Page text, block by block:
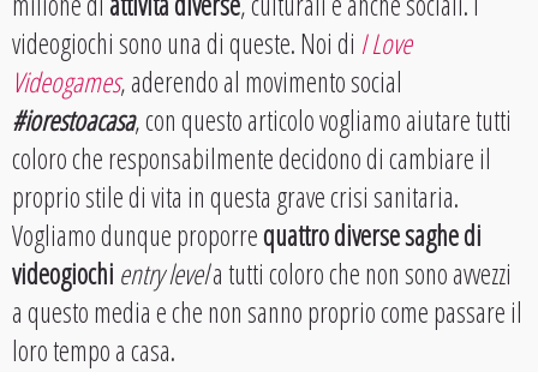
videogiochi sono una di queste. Noi di I Love
Videogames, aderendo al movimento social
#iorestoacasa, con questo articolo vogliamo aiutare tutti
coloro che responsabilmente decidono di cambiare il
proprio stile di vita in questa grave crisi sanitaria.
Vogliamo dunque proporrequattro diverse saghe di
videogiochi entry levela tutti coloro che non sono avvezzi
a questo media e che non sanno proprio come passare il
loro tempo a casa.